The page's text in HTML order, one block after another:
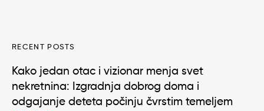
RECENT POSTS
Kako jedan otac i vizionar menja svet
nekretnina: Izgradnja dobrog doma i
odgajanje deteta počinju čvrstim temeljem